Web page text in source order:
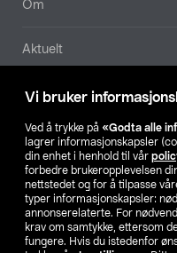
Vi bruker
Ved å trykke på «Godta alle
lagrer informasjonskapsler
din enhet i henhold til vår
forbedre brukeropplevelsen
nettstedet og for å tilpasse
typer informasjonskapsler:
annonserelaterte. For
krav om samtykke, ettersom
fungere. Hvis du istedenfor
Om
Aktuelt
Våre selskaper
SE